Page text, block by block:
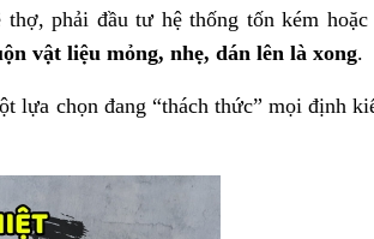
phải đầu tư hệ thống tốn kém
vật liệu mỏng, nhẹ, dán lên là xong.
lựa chọn đang “thách thức” mọi định